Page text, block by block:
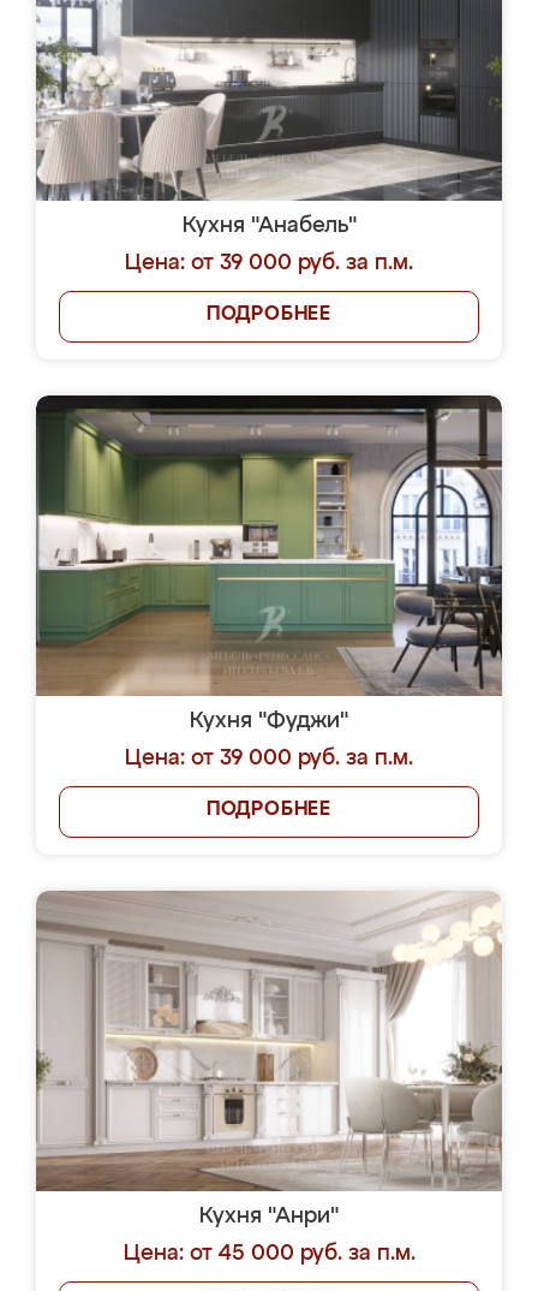
Кухня "Анабель"
Цена: от 39 000 руб. за п.м.
ПОДРОБНЕЕ
Кухня "Фуджи"
Цена: от 39 000 руб. за п.м.
ПОДРОБНЕЕ
Кухня "Анри"
Цена: от 45 000 руб. за п.м.